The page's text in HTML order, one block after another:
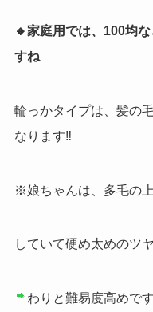
🔸家庭用では、100均
すね
輪っかタイプは、髪の
なります‼︎
※娘ちゃんは、多毛の
していて硬め太めのツ
わりと難易度高めです